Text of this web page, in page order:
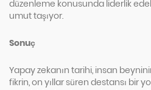
düzenleme konusunda liderlik
umut taşıyor.
Sonuç
Yapay zekanın tarihi, insan
fikrin, on yıllar süren destansı bir